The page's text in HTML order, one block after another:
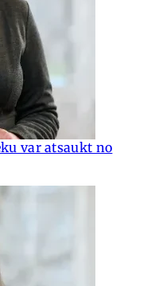
var atsaukt no